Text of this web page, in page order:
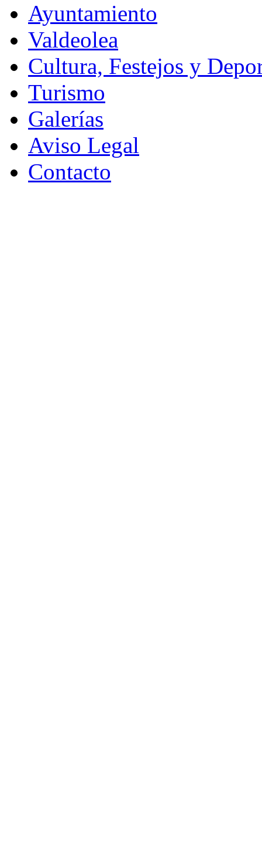
Ayuntamiento
Valdeolea
Cultura, Festejos y
Turismo
Galerías
Aviso Legal
Contacto